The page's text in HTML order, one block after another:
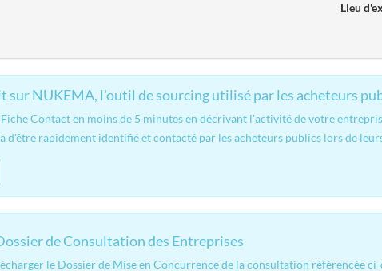
Lieu
sur NUKEMA, l'outil de sourcing utilisé par les acheteurs
Contact en moins de 5 minutes en décrivant l'activité de votre
d'être rapidement identifié et contacté par les acheteurs publics lors de
de Consultation des Entreprises
le Dossier de Mise en Concurrence de la consultation référencée ci-